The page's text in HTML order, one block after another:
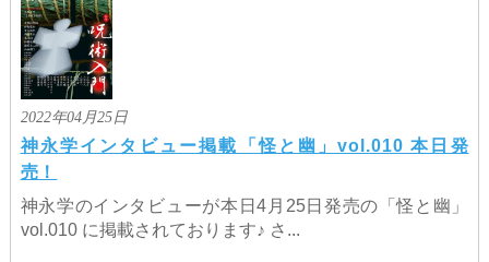
2022年04月25日
神永学インタビュー掲載「怪と幽」vol.010 本日発
売！
神永学のインタビューが本日4月25日発売の「怪と幽」
vol.010 に掲載されております♪ さ...